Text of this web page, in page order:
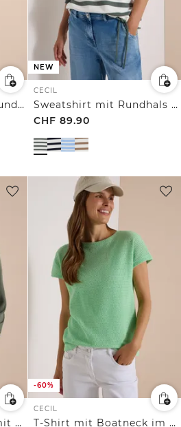
T-Shirt mit Boatneck und Mesh-Einsatz
NEW
CECIL
Sweatshirt mit Rundhals und Tunnelzug
CHF 89.90
3/4-Arm Blusenshirt mit Kontrastdetails
-60%
CECIL
T-Shirt mit Boatneck im Ajour-Look